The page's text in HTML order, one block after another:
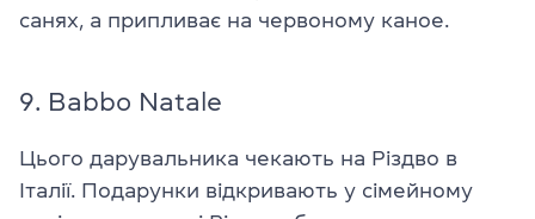
санях, а припливає на червоному каное.
9. Babbo Natale
Цього дарувальника чекають на Різдво в
Італії. Подарунки відкривають у сімейному